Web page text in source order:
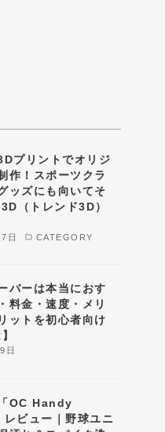
日 CATEGORY
プリントでオリジ
作！スポーツクラ
ッズにも向いてそ
（トレンド3D）
日
バーは本当におす
料金・速度・メリ
ットを初心者向け
OC Handy
ビュー｜野球ユニ